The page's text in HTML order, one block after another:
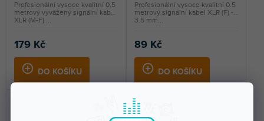
179 Kč
DO KOŠÍKU
Profesionální vysoce kvalitní 0.5
metrový vyvážený signální kabel
XLR (M-F)....
89 Kč
DO KOŠÍKU
Profesionální vysoce kvalitní 0.5
metrový signální kabel XLR (F) -
3.5 mm...